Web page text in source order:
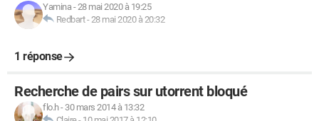
Yamina-28 mai 2020 à 19:25
Redbart-28 mai 2020 à 20:32
1 réponse
Recherche de pairs sur utorrent bloqué
flo.h- 30 mars 2014 à 13:32